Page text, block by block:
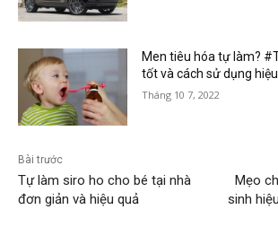
Men tiêu hóa tự làm?
tốt và cách sử dụng
Tháng 10 7, 2022
Bài trước
Tự làm siro ho cho bé tại nhà
đơn giản và hiệu quả
Mẹo
sinh